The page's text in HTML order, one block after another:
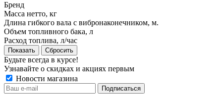
Бренд
Масса нетто, кг
Длина гибкого вала с вибронаконечником, м.
Объем топливного бака, л
Расход топлива, л/час
Показать Сбросить
Будьте всегда в курсе!
Узнавайте о скидках и акциях первым
Новости магазина